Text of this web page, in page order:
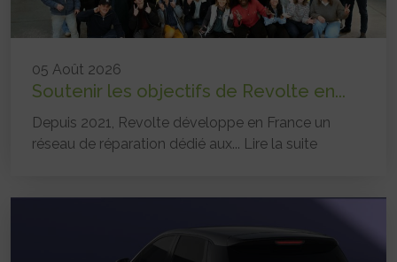
05 Août 2026
Soutenir les objectifs de Revolte en...
Depuis 2021, Revolte développe en France un
réseau de réparation dédié aux... Lire la suite